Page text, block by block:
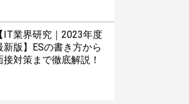
【IT業界研究｜2023年度
新版】ESの書き方から
接対策まで徹底解説！